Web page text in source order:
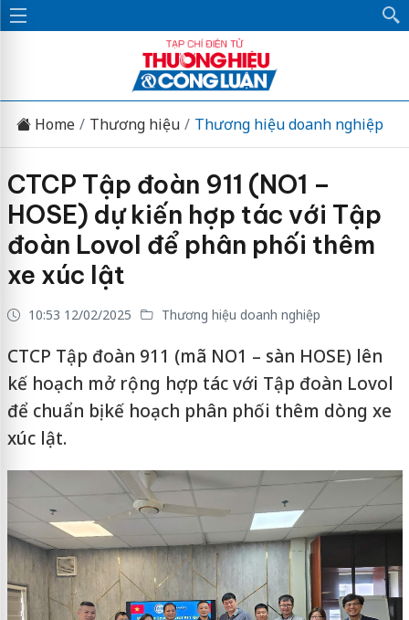
Home Thương hiệu Thương hiệu doanh nghiệp
CTCP Tập đoàn 911 (NO1 –
HOSE) dự kiến hợp tác với Tập
đoàn Lovol để phân phối thêm
xe xúc lật
10:53 12/02/2025 Thương hiệu doanh nghiệp
CTCP Tập đoàn 911 (mã NO1 – sàn HOSE) lên
kế hoạch mở rộng hợp tác với Tập đoàn Lovol
để chuẩn bị kế hoạch phân phối thêm dòng xe
xúc lật.